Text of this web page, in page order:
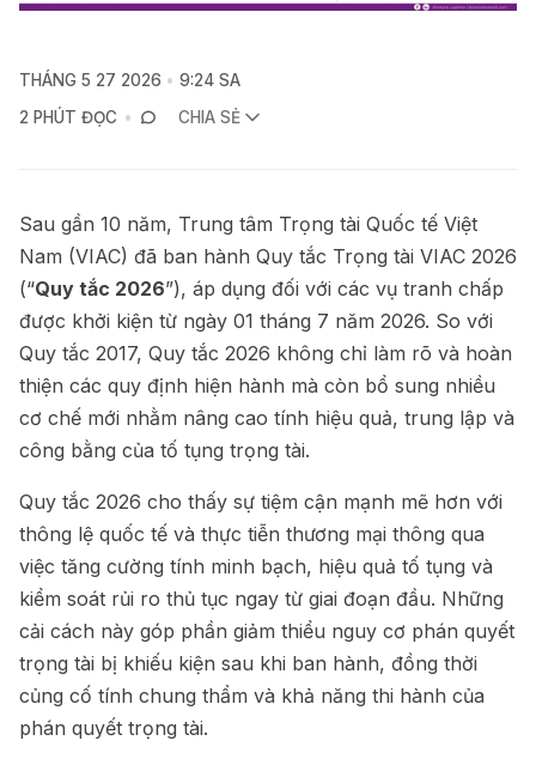
THÁNG 5 27 2026
9:24 SA
2 PHÚT ĐỌC
CHIA SẺ
Sau gần 10 năm, Trung tâm Trọng tài Quốc tế Việt
Nam (VIAC) đã ban hành Quy tắc Trọng tài VIAC 2026
(“Quy tắc 2026”), áp dụng đối với các vụ tranh chấp
được khởi kiện từ ngày 01 tháng 7 năm 2026. So với
Quy tắc 2017, Quy tắc 2026 không chỉ làm rõ và hoàn
thiện các quy định hiện hành mà còn bổ sung nhiều
cơ chế mới nhằm nâng cao tính hiệu quả, trung lập và
công bằng của tố tụng trọng tài.
Quy tắc 2026 cho thấy sự tiệm cận mạnh mẽ hơn với
thông lệ quốc tế và thực tiễn thương mại thông qua
việc tăng cường tính minh bạch, hiệu quả tố tụng và
kiểm soát rủi ro thủ tục ngay từ giai đoạn đầu. Những
cải cách này góp phần giảm thiểu nguy cơ phán quyết
trọng tài bị khiếu kiện sau khi ban hành, đồng thời
củng cố tính chung thẩm và khả năng thi hành của
phán quyết trọng tài.